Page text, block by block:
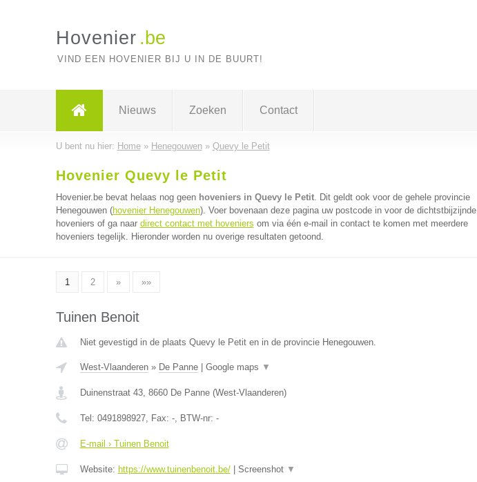
Hovenier .be
VIND EEN HOVENIER BIJ U IN DE BUURT!
Nieuws Zoeken Contact
U bent nu hier: Home» Henegouwen» Quevy le Petit
Hovenier Quevy le Petit
Hovenier.be bevat helaas nog geen hoveniers in Quevy le Petit. Dit geldt ook voor de gehele provincie
Henegouwen (hovenier Henegouwen). Voer bovenaan deze pagina uw postcode in voor de dichtstbijzijnde
hoveniers of ga naar direct contact met hoveniers om via één e-mail in contact te komen met meerdere
hoveniers tegelijk. Hieronder worden nu overige resultaten getoond.
1 2 » »»
Tuinen Benoit
Niet gevestigd in de plaats Quevy le Petit en in de provincie Henegouwen.
West-Vlaanderen» De Panne| Google maps ▼
Duinenstraat 43, 8660 De Panne(West-Vlaanderen)
Tel: 0491898927, Fax: -, BTW-nr: -
E-mail › Tuinen Benoit
Website: https://www.tuinenbenoit.be/| Screenshot ▼